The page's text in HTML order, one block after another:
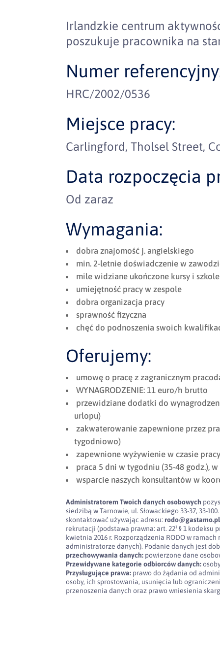
Irlandzkie centrum
poszukuje pracownika na
Numer
HRC/2002/0536
Miejsce pracy:
Carlingford, Tholsel Street,
Data rozpoczęcia
Od zaraz
Wymagania:
dobra znajomość j. angielskiego
min. 2-letnie doświadczenie w
mile widziane ukończone kursy i
umiejętność pracy w zespole
dobra organizacja pracy
sprawność fizyczna
chęć do podnoszenia swoich
Oferujemy:
umowę o pracę z zagranicznym
WYNAGRODZENIE: 11 euro/h brutto
przewidziane dodatki do
urlopu)
zakwaterowanie zapewnione przez
tygodniowo)
zapewnione wyżywienie w czasie
praca 5 dni w tygodniu (35-48 godz.), w
wsparcie naszych konsultantów w
Administratorem Twoich danych osobowych
siedzibą w Tarnowie, ul. Słowackiego 33-37, 33-
skontaktować używając adresu:rodo@gastamo.pl
rekrutacji (podstawa prawna: art. 22¹ § 1 kodeksu
kwietnia 2016 r. Rozporządzenia RODO w
administratorze danych). Podanie danych jest
przechowywania danych: powierzone dane
Przewidywane kategorie odbiorców danych:
Przysługujące prawa: prawo do żądania od
osoby, ich sprostowania, usunięcia lub
przenoszenia danych oraz prawo wniesienia